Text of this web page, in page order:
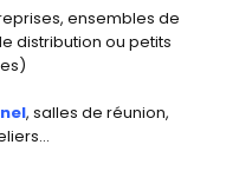
ensembles de
distribution ou petits
, salles de réunion,